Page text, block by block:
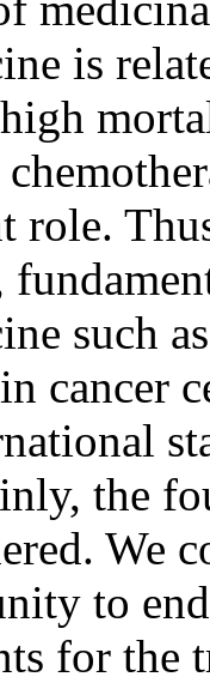
is
role.
such
cancer
the
We
to
for the